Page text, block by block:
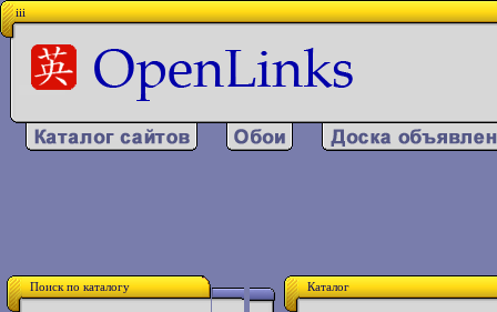
iii
Поиск по каталогу Каталог